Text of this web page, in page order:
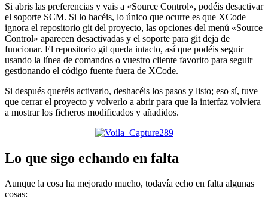
Si abris las preferencias y vais a «Source Control», podéis desactivar
el soporte SCM. Si lo hacéis, lo único que ocurre es que XCode
ignora el repositorio git del proyecto, las opciones del menú «Source
Control» aparecen desactivadas y el soporte para git deja de
funcionar. El repositorio git queda intacto, así que podéis seguir
usando la línea de comandos o vuestro cliente favorito para seguir
gestionando el código fuente fuera de XCode.
Si después queréis activarlo, deshacéis los pasos y listo; eso sí, tuve
que cerrar el proyecto y volverlo a abrir para que la interfaz volviera
a mostrar los ficheros modificados y añadidos.
Lo que sigo echando en falta
Aunque la cosa ha mejorado mucho, todavía echo en falta algunas
cosas: